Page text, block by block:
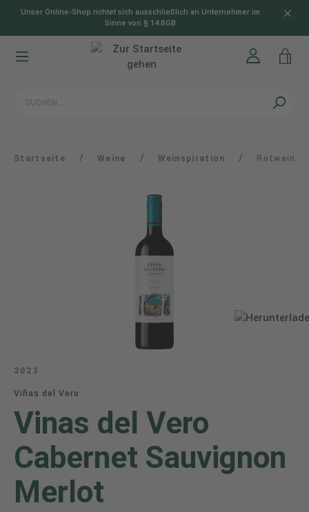
springen
Unser Online-Shop richtet sich ausschließlich an Unternehmer im
Sinne von § 14 BGB
Startseite / Weine / Weinspiration / Rotwein
2023
Viñas del Vero
Vinas del Vero
Cabernet Sauvignon
Merlot